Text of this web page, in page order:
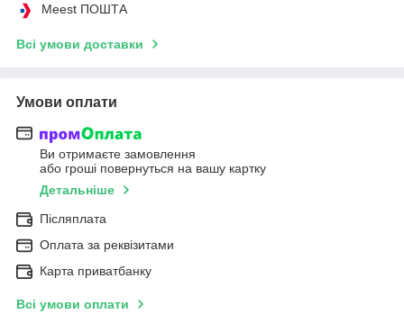
Meest ПОШТА
Всі умови доставки
Умови оплати
Ви отримаєте замовлення
або гроші повернуться на вашу картку
Детальніше
Післяплата
Оплата за реквізитами
Карта приватбанку
Всі умови оплати